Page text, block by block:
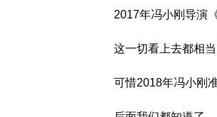
2017年冯小刚导演
这一切看上去都相当
可惜2018年冯小刚